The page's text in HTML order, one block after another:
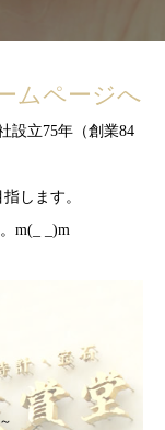
ムページへ
設立75年（創業84
します。
m(_ _)m